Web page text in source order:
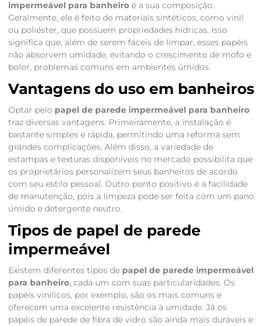
impermeável para banheiroé a sua composição.
Geralmente, ele é feito de materiais sintéticos, como vinil
ou poliéster, que possuem propriedades hídricas. Isso
significa que, além de serem fáceis de limpar, esses papéis
não absorvem umidade, evitando o crescimento de mofo e
bolor, problemas comuns em ambientes úmidos.
Vantagens do uso em banheiros
Optar pelo papel de parede impermeável para banheiro
traz diversas vantagens. Primeiramente, a instalação é
bastante simples e rápida, permitindo uma reforma sem
grandes complicações. Além disso, a variedade de
estampas e texturas disponíveis no mercado possibilita que
os proprietários personalizem seus banheiros de acordo
com seu estilo pessoal. Outro ponto positivo é a facilidade
de manutenção, pois a limpeza pode ser feita com um pano
úmido e detergente neutro.
Tipos de papel de parede
impermeável
Existem diferentes tipos de papel de parede impermeável
para banheiro, cada um com suas particularidades. Os
papéis vinílicos, por exemplo, são os mais comuns e
oferecem uma excelente resistência à umidade. Já os
papéis de parede de fibra de vidro são ainda mais duráveis e